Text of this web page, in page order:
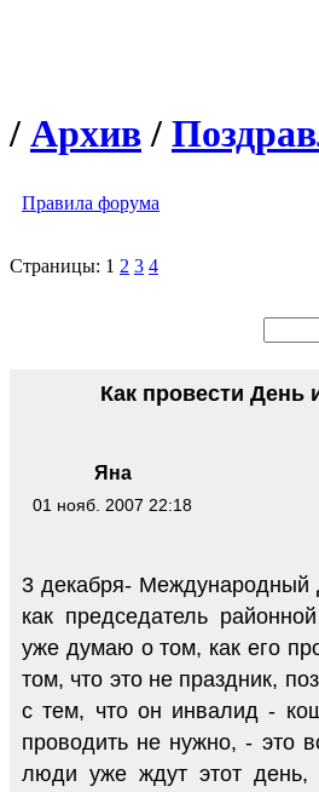
/ Архив /
Правила форума
Страницы: 1 2 3 4
Яна
01 нояб. 2007 22:18
Как провести День
3 декабря- Международный
как председатель
уже думаю о том, как его
том, что это не праздник,
с тем, что он инвалид -
проводить не нужно, - это
люди уже ждут этот день,